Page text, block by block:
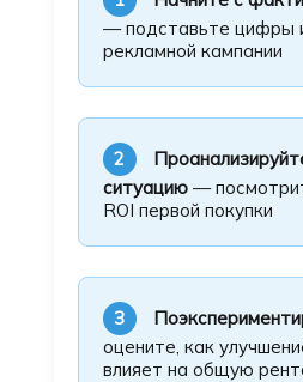
— подставьте цифры
рекламной кампании
2
ситуацию—
ROI первой покупки
3
оцените, как
влияет на общую